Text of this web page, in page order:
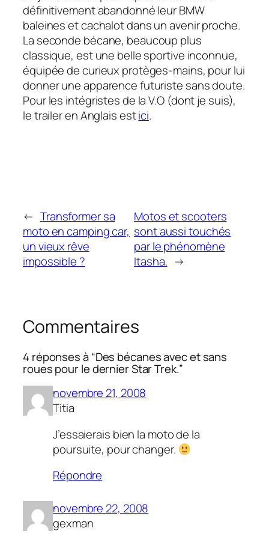
définitivement abandonné leur BMW
baleines et cachalot dans un avenir proche.
La seconde bécane, beaucoup plus
classique, est une belle sportive inconnue,
équipée de curieux protèges-mains, pour lui
donner une apparence futuriste sans doute.
Pour les intégristes de la V.O (dont je suis),
le trailer en Anglais estici.
← Transformer sa
moto en camping car,
un vieux rêve
impossible ?
Motos et scooters
sont aussi touchés
par le phénomène
Itasha. →
Commentaires
4 réponses à “Des bécanes avec et sans
roues pour le dernier Star Trek.”
novembre 21, 2008
Titia
J’essaierais bien la moto de la
poursuite, pour changer.
Répondre
novembre 22, 2008
gexman